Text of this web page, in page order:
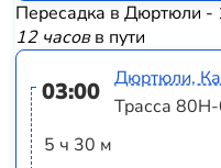
Пересадка в Дюртюли -
12 часовв пути
03:00
5 ч 30 м
Дюртюли,
Трасса